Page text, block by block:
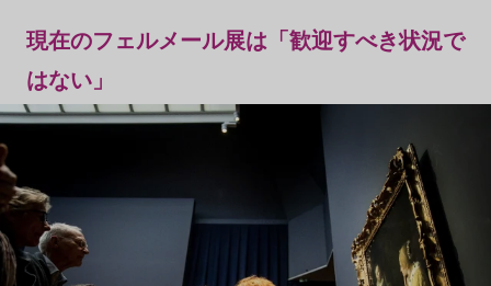
現在のフェルメール展は「歓迎すべき状況で
はない」